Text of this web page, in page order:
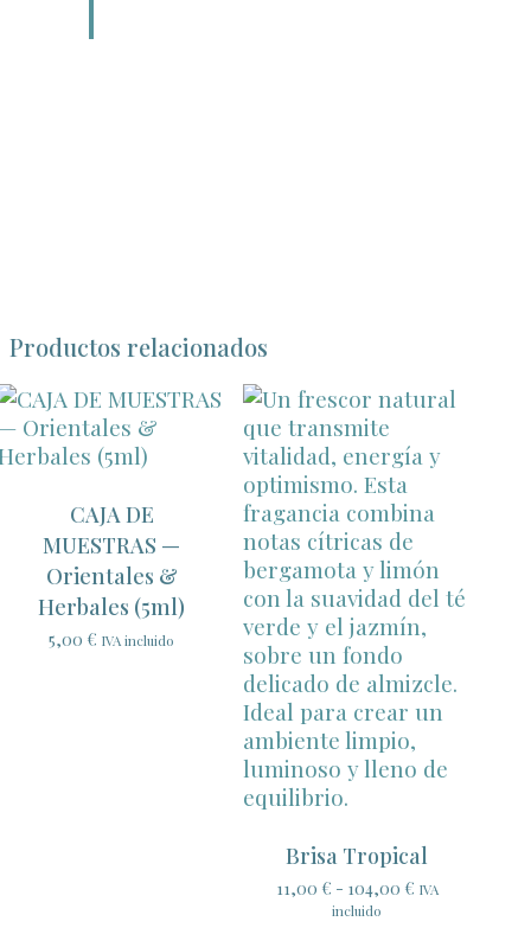
Productos relacionados
CAJA DE
MUESTRAS —
Orientales &
Herbales (5ml)
5,00 € IVA incluido
Brisa Tropical
11,00 € - 104,00 €Rango
IVA
incluido